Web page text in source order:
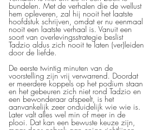
bundelen. Met de verhalen die de wellust
hem opleveren, zal hij nooit het laatste
hoofdstuk schrijven, omdat er nu eenmaal
nooit een laatste verhaal is. Vanuit een
soort van overlevingsstrategie beslist
Tadzio aldus zich nooit te laten (ver)leiden
door de liefde.
De eerste twintig minuten van de
voorstelling zijn vrij verwarrend. Doordat
er meerdere koppels op het podium staan
en het gebeuren zich niet rond Tadzio en
een bewonderaar afspeelt, is het
aanvankelijk zeer onduidelijk wie wie is.
Later valt alles wel min of meer in de
plooi. Dat kan een bewuste keuze zijn,